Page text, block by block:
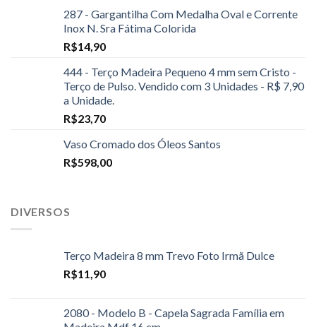
287 - Gargantilha Com Medalha Oval e Corrente
Inox N. Sra Fátima Colorida
R$14,90
444 - Terço Madeira Pequeno 4 mm sem Cristo -
Terço de Pulso. Vendido com 3 Unidades - R$ 7,90
a Unidade.
R$23,70
Vaso Cromado dos Óleos Santos
R$598,00
DIVERSOS
Terço Madeira 8 mm Trevo Foto Irmã Dulce
R$11,90
2080 - Modelo B - Capela Sagrada Família em